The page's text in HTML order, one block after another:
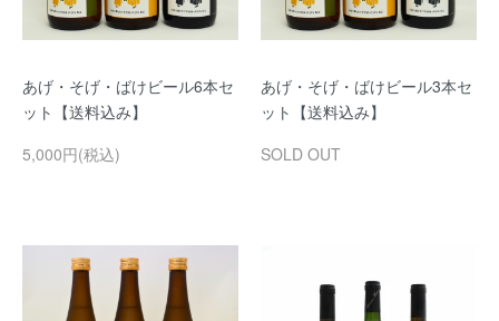
あげ・そげ・ばけビール6本セ
ット【送料込み】
5,000円(税込)
あげ・そげ・ばけビール3本セ
ット【送料込み】
SOLD OUT